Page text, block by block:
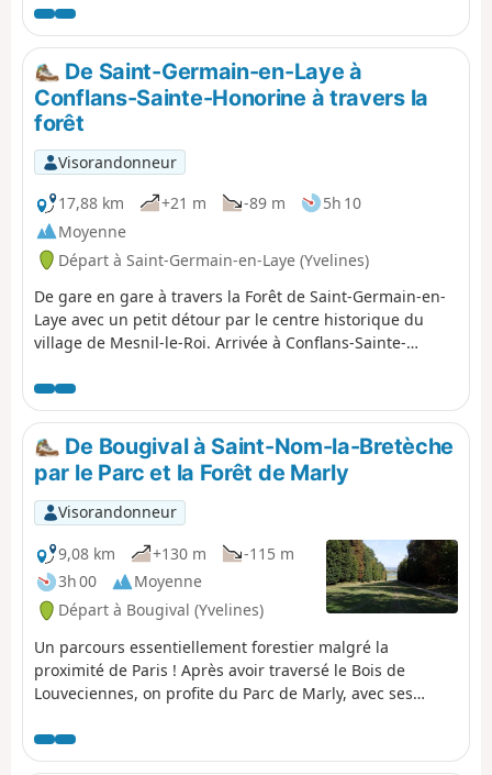
De Saint-Germain-en-Laye à
Conflans-Sainte-Honorine à travers la
forêt
Visorandonneur
17,88 km
+21 m -89 m
5h 10
Moyenne
Départ à Saint-Germain-en-Laye (Yvelines)
De gare en gare à travers la Forêt de Saint-Germain-en-
Laye avec un petit détour par le centre historique du
village de Mesnil-le-Roi. Arrivée à Conflans-Sainte-
De Bougival à Saint-Nom-la-Bretèche
par le Parc et la Forêt de Marly
Visorandonneur
9,08 km
+130 m
-115 m
3h 00
Moyenne
Départ à Bougival (Yvelines)
Un parcours essentiellement forestier malgré la
proximité de Paris ! Après avoir traversé le Bois de
Louveciennes, on profite du Parc de Marly, avec ses
Domaniale de Marly, avec un parcours tout d'abord
sinueux, puis sur un large chemin rectiligne.